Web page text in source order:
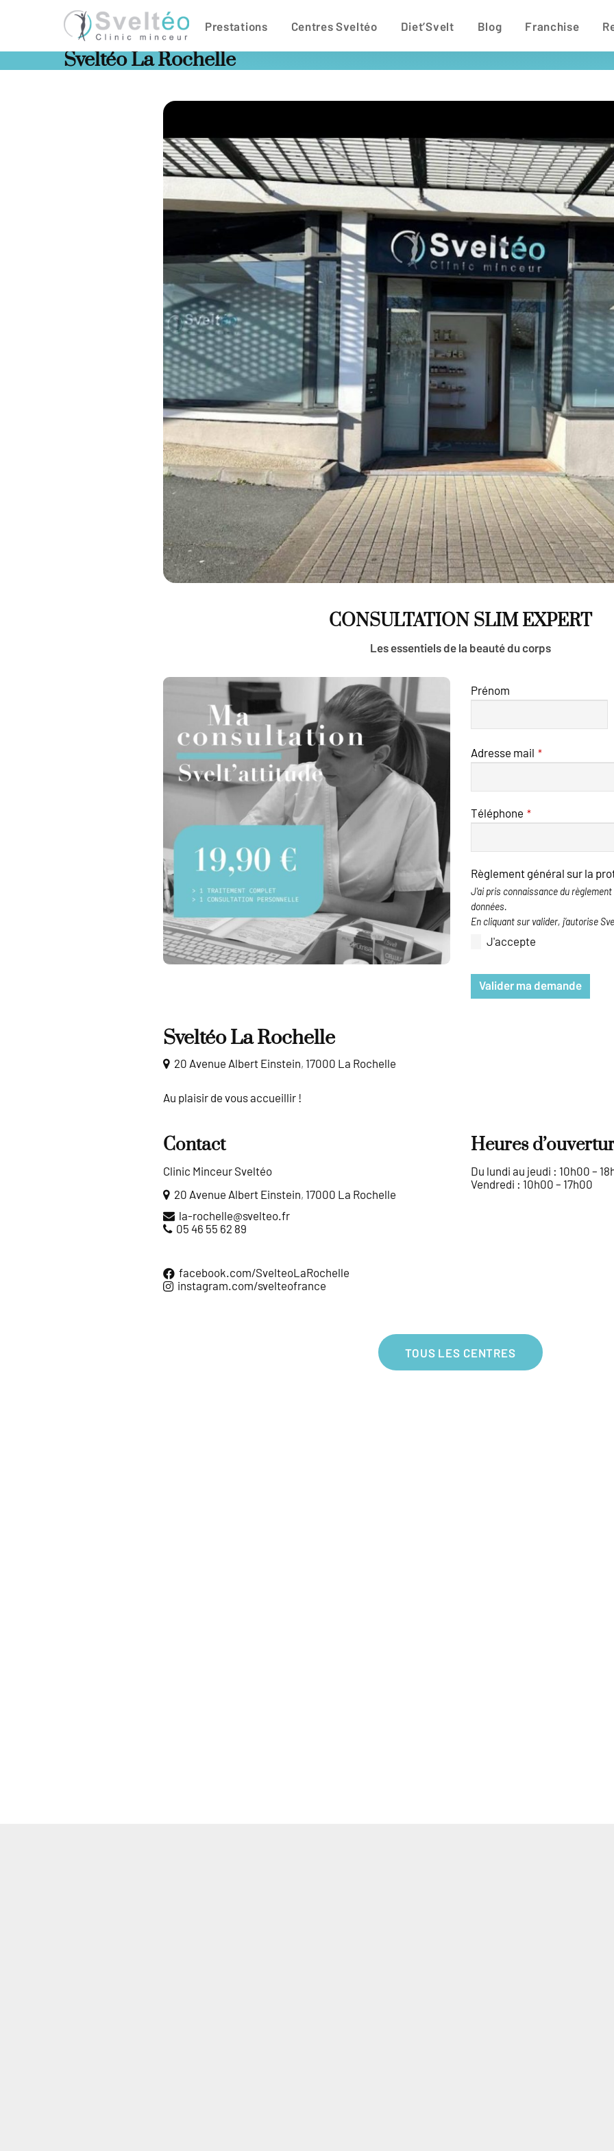
Prestations Centres Sveltéo Diet’Svelt Blog Franchise
Sveltéo La Rochelle
CONSULTATION SLIM EXPERT
Les essen­tiels de la beau­tédu corps
Prénom
Adresse mail *
Business
Email *
Téléphone *
Règlement général sur la
J'ai pris connaissance du
données.
En cliquant sur valider, j’autorise
J'accepte
Valider ma demande
Sveltéo La Rochelle
20 Avenue Albert Einstein, 17000 La Rochelle
Au plai­sir de vousaccueillir !
Contact
Clinic Minceur Sveltéo
20 Avenue Albert Einstein, 17000 La Rochelle
rf.oe
tlevs
@elle
hcor-
al
05 46 55 62 89
Heures
Du lun­di au jeu­di : 10h00 –
Vendredi : 10h00 – 17h00
facebook.com/SvelteoLaRochelle
instagram.com/svelteofrance
TOUS LES CENTRES